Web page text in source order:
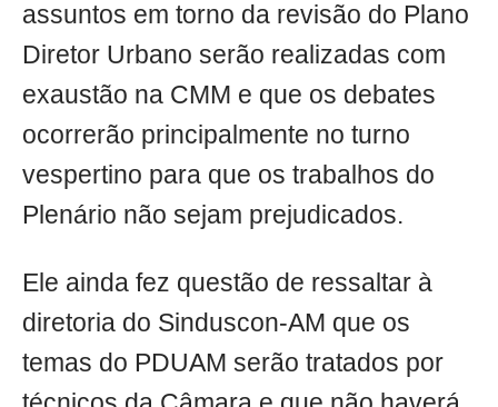
assuntos em torno da revisão do Plano
Diretor Urbano serão realizadas com
exaustão na CMM e que os debates
ocorrerão principalmente no turno
vespertino para que os trabalhos do
Plenário não sejam prejudicados.
Ele ainda fez questão de ressaltar à
diretoria do Sinduscon-AM que os
temas do PDUAM serão tratados por